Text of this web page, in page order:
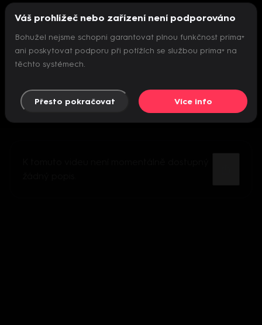
Nepodařilo se inicializovat přehrávač
Váš prohlížeč nebo zařízení není podporováno
Bohužel nejsme schopni garantovat plnou funkčnost prima+
ani poskytovat podporu při potížích se službou prima+ na
těchto systémech.
Přesto pokračovat Více info